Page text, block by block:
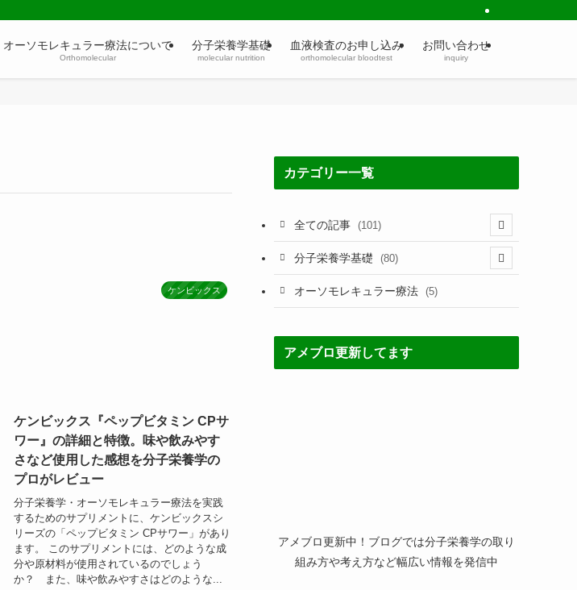
オーソモレキュラー療法について
Orthomolecular
分子栄養学基礎
molecular nutrition
血液検査のお申し込み
orthomolecular bloodtest
お問い合わせ
inquiry
ケンビックス
ケンビックス『ペップビタミン CPサ
ワー』の詳細と特徴。味や飲みやす
さなど使用した感想を分子栄養学の
プロがレビュー
分子栄養学・オーソモレキュラー療法を実践
するためのサプリメントに、ケンビックスシ
リーズの「ペップビタミン CPサワー」があり
ます。 このサプリメントには、どのような成
分や原材料が使用されているのでしょう
か？ また、味や飲みやすさはどのような...
カテゴリー一覧
全ての記事 (101)
(1)
(60)
(2)
分子栄養学基礎 (80)
(60)
(7)
オーソモレキュラー療法 (5)
アメブロ更新してます
アメブロ更新中！ブログでは分子栄養学の取り
組み方や考え方など幅広い情報を発信中